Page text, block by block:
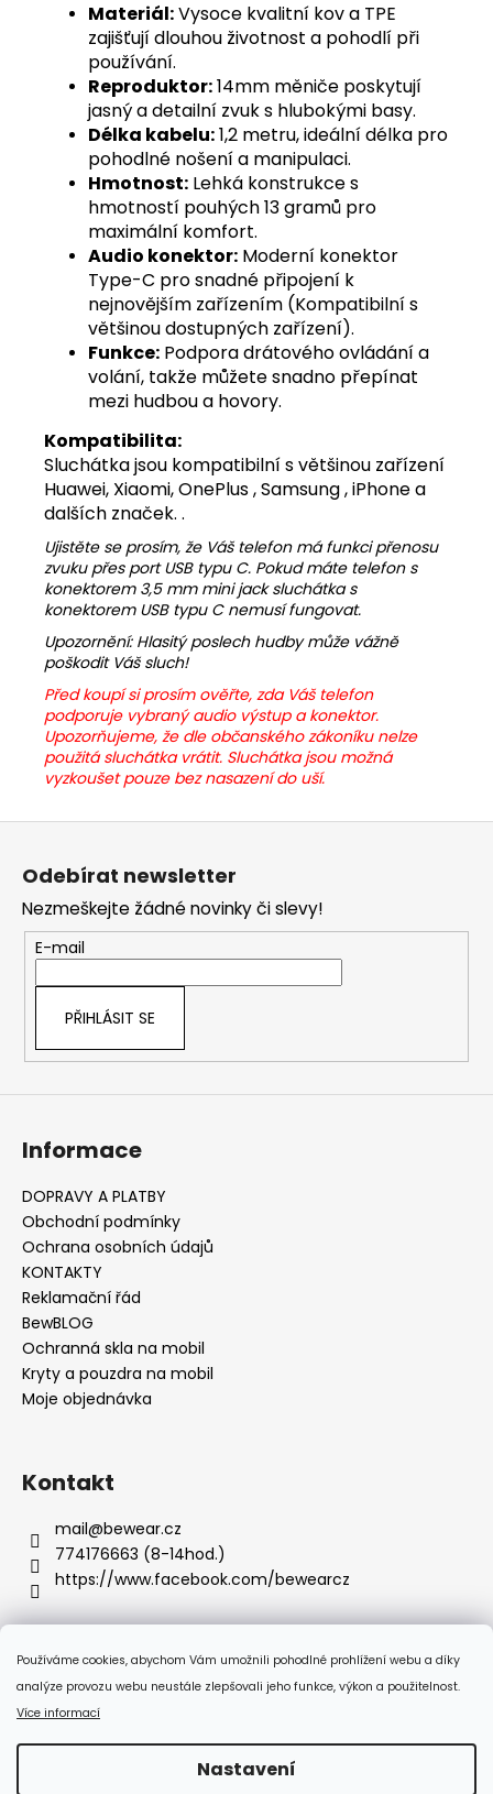
Používáme cookies, abychom Vám umožnili pohodlné prohlížení webu a díky
analýze provozu webu neustále zlepšovali jeho funkce, výkon a použitelnost.
Více informací
Nastavení
Materiál:Vysoce kvalitní kov a TPE
zajišťují dlouhou životnost a pohodlí při
používání.
Reproduktor:14mm měniče poskytují
jasný a detailní zvuk s hlubokými basy.
Délka kabelu:1,2 metru, ideální délka pro
pohodlné nošení a manipulaci.
Hmotnost: Lehká konstrukce s
hmotností pouhých 13 gramů pro
maximální komfort.
Audio konektor: Moderní konektor
Type-C pro snadné připojení k
nejnovějším zařízením (Kompatibilní s
většinou dostupných zařízení).
Funkce: Podpora drátového ovládání a
volání, takže můžete snadno přepínat
mezi hudbou a hovory.
Kompatibilita:
Sluchátka jsou kompatibilní s většinou zařízení
Huawei, Xiaomi, OnePlus , Samsung , iPhone a
dalších značek. .
Ujistěte se prosím, že Váš telefon má funkci přenosu
zvuku přes port USB typu C. Pokud máte telefon s
konektorem 3,5 mm mini jack sluchátka s
konektorem USB typu C nemusí fungovat.
Upozornění: Hlasitý poslech hudby může vážně
poškodit Váš sluch!
Před koupí si prosím ověřte, zda Váš telefon
podporuje vybraný audio výstup a konektor.
Upozorňujeme, že dle občanského zákoníku nelze
použitá sluchátka vrátit. Sluchátka jsou možná
vyzkoušet pouze bez nasazení do uší.
Odebírat newsletter
Nezmeškejte žádné novinky či slevy!
E-mail
PŘIHLÁSIT SE
Informace
DOPRAVY A PLATBY
Obchodní podmínky
Ochrana osobních údajů
KONTAKTY
Reklamační řád
BewBLOG
Ochranná skla na mobil
Kryty a pouzdra na mobil
Moje objednávka
Kontakt
mail@bewear.cz
774176663 (8-14hod.)
https://www.facebook.com/bewearcz
Přijímáme online platby